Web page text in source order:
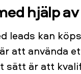
hjälp
leads kan
att använda
sätt är att